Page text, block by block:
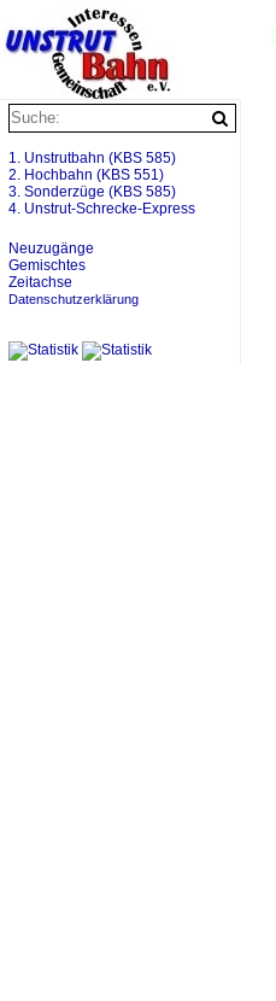
1. Unstrutbahn (KBS 585)
2. Hochbahn (KBS 551)
3. Sonderzüge (KBS 585)
4. Unstrut-Schrecke-Express
Neuzugänge
Gemischtes
Zeitachse
Datenschutzerklärung